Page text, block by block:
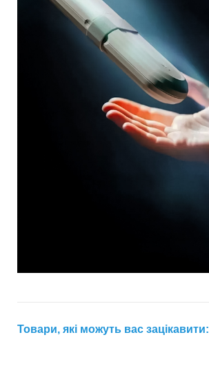
Товари, які можуть вас зацікавити: